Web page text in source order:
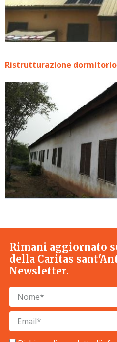
Ristrutturazione dormitorio
Rimani aggiornato
della Caritas
Newsletter.